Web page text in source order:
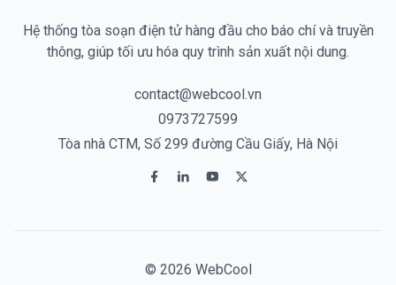
Hệ thống tòa soạn điện tử hàng đầu cho báo chí và truyền
thông, giúp tối ưu hóa quy trình sản xuất nội dung.
contact@webcool.vn
0973727599
Tòa nhà CTM, Số 299 đường Cầu Giấy, Hà Nội
© 2026 WebCool